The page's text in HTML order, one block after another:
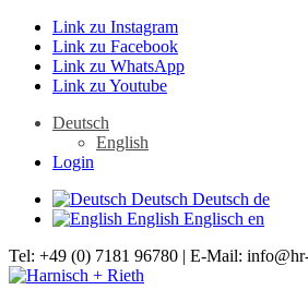
Link zu Instagram
Link zu Facebook
Link zu WhatsApp
Link zu Youtube
Deutsch
English
Login
Deutsch Deutsch de
English Englisch en
Tel: +49 (0) 7181 96780 | E-Mail: